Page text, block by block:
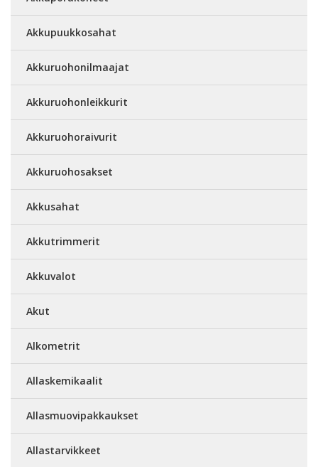
Akkupuukkosahat
Akkuruohonilmaajat
Akkuruohonleikkurit
Akkuruohoraivurit
Akkuruohosakset
Akkusahat
Akkutrimmerit
Akkuvalot
Akut
Alkometrit
Allaskemikaalit
Allasmuovipakkaukset
Allastarvikkeet